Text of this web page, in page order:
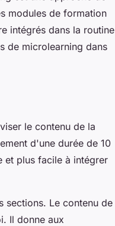
modules de formation
intégrés dans la routine
de microlearning dans
le contenu de la
d'une durée de 10
et plus facile à intégrer
sections. Le contenu de
Il donne aux